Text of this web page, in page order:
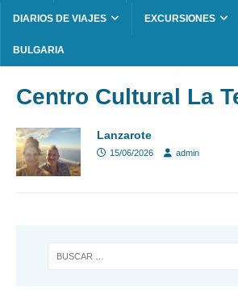
DIARIOS DE VIAJES EXCURSIONES
BULGARIA
Centro Cultural La
Lanzarote
15/06/2026 admin